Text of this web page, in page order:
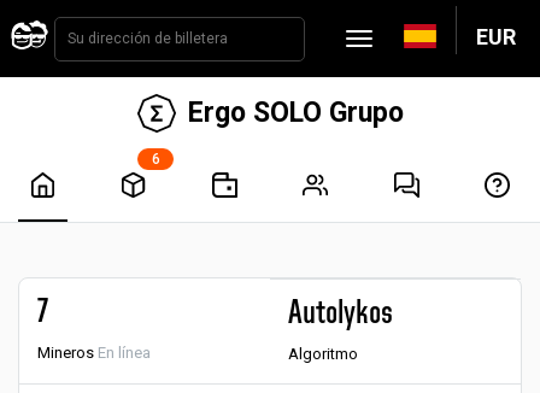
EUR
Ergo SOLO Grupo
6
7
Mineros En línea
Autolykos
Algoritmo